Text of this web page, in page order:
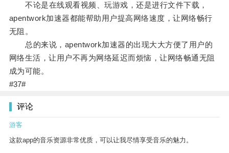
不论是在线观看视频、玩游戏，还是进行文件下载，
apentwork加速器都能帮助用户提高网络速度，让网络畅行
无阻。
总的来说，apentwork加速器的出现大大方便了用户的
网络生活，让用户不再为网络延迟而烦恼，让网络畅通无阻
成为可能。
#37#
评论
游客
这款app的音乐资源非常优质，可以让我尽情享受音乐的魅力。